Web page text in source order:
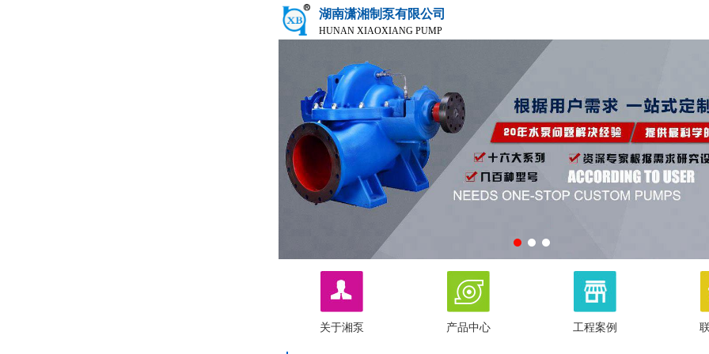
湖南潇湘制泵有限公司
HUNAN XIAOXIANG PUMP
关于湘泵 产品中心 工程案例